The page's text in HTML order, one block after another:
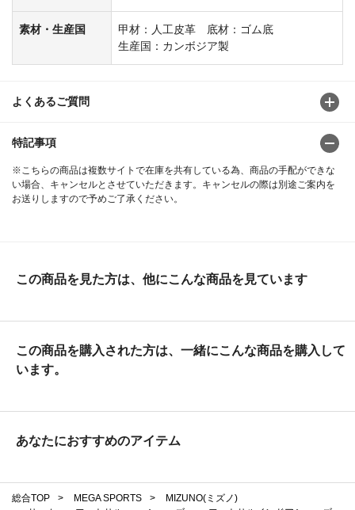
素材・生産国
甲材：人工皮革 底材：ゴム底
生産国：カンボジア製
よくあるご質問
特記事項
※こちらの商品は複数サイトで在庫を共有している為、商品の手配ができな
い場合、キャンセルとさせていただきます。キャンセルの際は別途ご案内を
お送りしますので予めご了承ください。
この商品を見た方は、他にこんな商品を見ています
この商品を購入された方は、一緒にこんな商品を購入して
います。
あなたにおすすめのアイテム
総合TOP > MEGA SPORTS >
MIZUNO(ミズノ)